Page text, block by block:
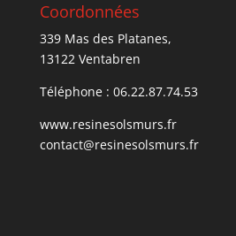
Coordonnées
339 Mas des Platanes,
13122 Ventabren
Téléphone : 06.22.87.74.53
www.resinesolsmurs.fr
contact@resinesolsmurs.fr